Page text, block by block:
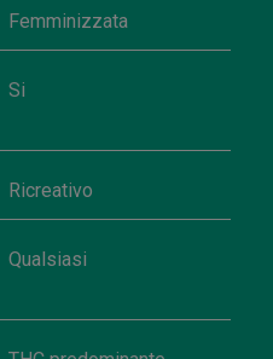
Femminizzata
Si
Ricreativo
Qualsiasi